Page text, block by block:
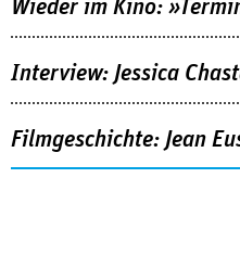
Wieder im Kino:
Interview: Jessica
Filmgeschichte: Jean